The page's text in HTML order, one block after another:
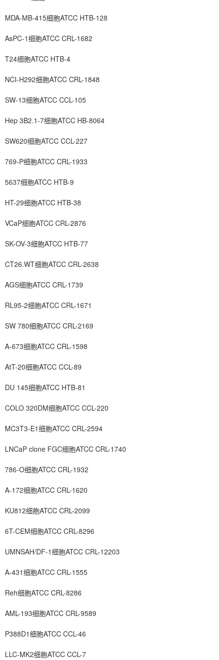
MDA-MB-415细胞ATCC HTB-128
AsPC-1细胞ATCC CRL-1682
T24细胞ATCC HTB-4
NCI-H292细胞ATCC CRL-1848
SW-13细胞ATCC CCL-105
Hep 3B2.1-7细胞ATCC HB-8064
SW620细胞ATCC CCL-227
769-P细胞ATCC CRL-1933
5637细胞ATCC HTB-9
HT-29细胞ATCC HTB-38
VCaP细胞ATCC CRL-2876
SK-OV-3细胞ATCC HTB-77
CT26.WT细胞ATCC CRL-2638
AGS细胞ATCC CRL-1739
RL95-2细胞ATCC CRL-1671
SW 780细胞ATCC CRL-2169
A-673细胞ATCC CRL-1598
AtT-20细胞ATCC CCL-89
DU 145细胞ATCC HTB-81
COLO 320DM细胞ATCC CCL-220
MC3T3-E1细胞ATCC CRL-2594
LNCaP clone FGC细胞ATCC CRL-1740
786-O细胞ATCC CRL-1932
A-172细胞ATCC CRL-1620
KU812细胞ATCC CRL-2099
6T-CEM细胞ATCC CRL-8296
UMNSAH/DF-1细胞ATCC CRL-12203
A-431细胞ATCC CRL-1555
Reh细胞ATCC CRL-8286
AML-193细胞ATCC CRL-9589
P388D1细胞ATCC CCL-46
LLC-MK2细胞ATCC CCL-7